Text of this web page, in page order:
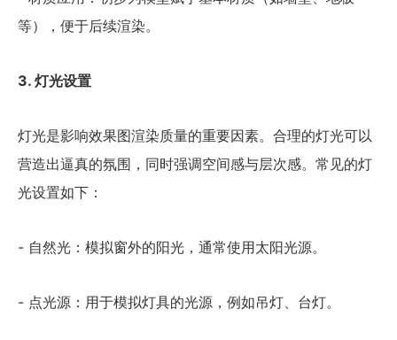
等），便于后续渲染。
3. 灯光设置
灯光是影响效果图渲染质量的重要因素。合理的灯光可以
营造出逼真的氛围，同时强调空间感与层次感。常见的灯
光设置如下：
- 自然光：模拟窗外的阳光，通常使用太阳光源。
- 点光源：用于模拟灯具的光源，例如吊灯、台灯。